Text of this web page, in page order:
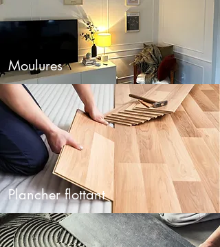
Moulures
Plancher flottant